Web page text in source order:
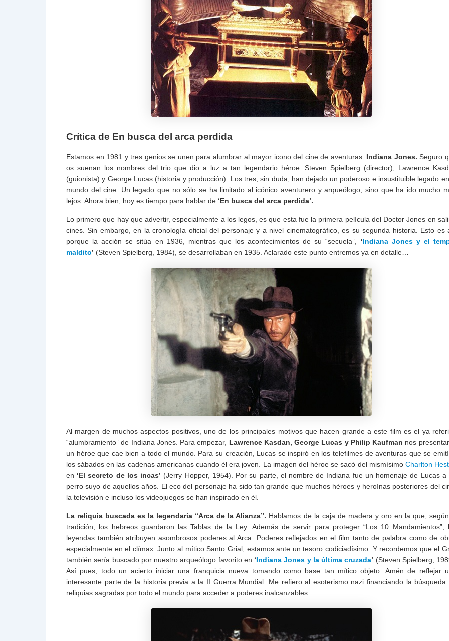
Crítica de En busca del arca perdida
Estamos en 1981 y tres genios se unen para alumbrar al mayor icono del cine de aventuras: Indiana Jones. Seguro
os suenan los nombres del trio que dio a luz a tan legendario héroe: Steven Spielberg (director), Lawrence
(guionista) y George Lucas (historia y producción). Los tres, sin duda, han dejado un poderoso e insustituible legado
mundo del cine. Un legado que no sólo se ha limitado al icónico aventurero y arqueólogo, sino que ha ido mucho
lejos. Ahora bien, hoy es tiempo para hablar de ‘En busca del arca perdida’.
Lo primero que hay que advertir, especialmente a los legos, es que esta fue la primera película del Doctor Jones en
cines. Sin embargo, en la cronología oficial del personaje y a nivel cinematográfico, es su segunda historia. Esto es
porque la acción se sitúa en 1936, mientras que los acontecimientos de su “secuela”,
‘Indiana Jones y el
maldito’ (Steven Spielberg, 1984), se desarrollaban en 1935. Aclarado este punto entremos ya en detalle…
Al margen de muchos aspectos positivos, uno de los principales motivos que hacen grande a este film es el ya
“alumbramiento” de Indiana Jones. Para empezar, Lawrence Kasdan, George Lucas y Philip Kaufman nos
un héroe que cae bien a todo el mundo. Para su creación, Lucas se inspiró en los telefilmes de aventuras que se
los sábados en las cadenas americanas cuando él era joven. La imagen del héroe se sacó del mismísimo Charlton
en ‘El secreto de los incas’ (Jerry Hopper, 1954). Por su parte, el nombre de Indiana fue un homenaje de Lucas a
perro suyo de aquellos años. El eco del personaje ha sido tan grande que muchos héroes y heroínas posteriores del
la televisión e incluso los videojuegos se han inspirado en él.
La reliquia buscada es la legendaria “Arca de la Alianza”. Hablamos de la caja de madera y oro en la que,
tradición, los hebreos guardaron las Tablas de la Ley. Además de servir para proteger “Los 10 Mandamientos”,
leyendas también atribuyen asombrosos poderes al Arca. Poderes reflejados en el film tanto de palabra como de
especialmente en el clímax. Junto al mítico Santo Grial, estamos ante un tesoro codiciadísimo. Y recordemos que el
también sería buscado por nuestro arqueólogo favorito en ‘Indiana Jones y la última cruzada’ (Steven Spielberg,
Así pues, todo un acierto iniciar una franquicia nueva tomando como base tan mítico objeto. Amén de reflejar
interesante parte de la historia previa a la II Guerra Mundial. Me refiero al esoterismo nazi financiando la búsqueda
reliquias sagradas por todo el mundo para acceder a poderes inalcanzables.